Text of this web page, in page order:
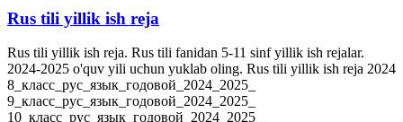
Rus tili yillik ish reja
Rus tili yillik ish reja. Rus tili fanidan 5-11 sinf yillik ish rejalar.
2024-2025 o'quv yili uchun yuklab oling. Rus tili yillik ish reja 2024
8_класс_рус_язык_годовой_2024_2025_
9_класс_рус_язык_годовой_2024_2025_
10_класс_рус_язык_годовой_2024_2025_